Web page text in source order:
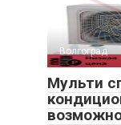
Волгоград
Мульти